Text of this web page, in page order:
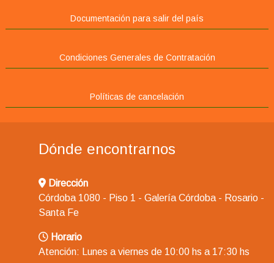
Documentación para salir del país
Condiciones Generales de Contratación
Políticas de cancelación
Dónde encontrarnos
Dirección
Córdoba 1080 - Piso 1 - Galería Córdoba - Rosario -
Santa Fe
Horario
Atención: Lunes a viernes de 10:00 hs a 17:30 hs